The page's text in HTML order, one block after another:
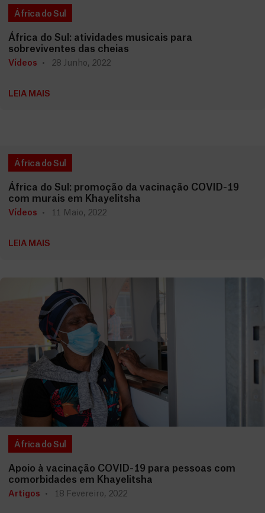
África do Sul
África do Sul: atividades musicais para
sobreviventes das cheias
Vídeos 28 Junho, 2022
LEIA MAIS
África do Sul
África do Sul: promoção da vacinação COVID-19
com murais em Khayelitsha
Vídeos 11 Maio, 2022
LEIA MAIS
África do Sul
Apoio à vacinação COVID-19 para pessoas com
comorbidades em Khayelitsha
Artigos 18 Fevereiro, 2022